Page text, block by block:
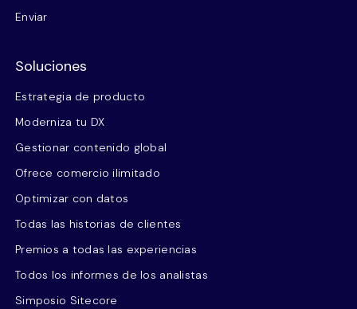
Enviar
Soluciones
Estrategia de producto
Moderniza tu DX
Gestionar contenido global
Ofrece comercio ilimitado
Optimizar con datos
Todas las historias de clientes
Premios a todas las experiencias
Todos los informes de los analistas
Simposio Sitecore